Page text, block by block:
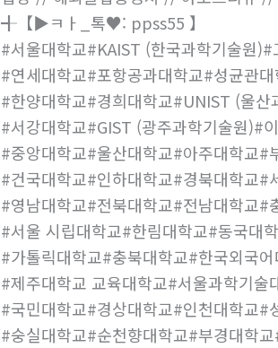
╉【▶ㅋㅏ_톡♥: ppss55 】
#서울대학교#KAIST (한국과학기술원)#
#연세대학교#포항공과대학교#성균관대
#한양대학교#경희대학교#UNIST (울산
#서강대학교#GIST (광주과학기술원)#
#중앙대학교#울산대학교#아주대학교#
#건국대학교#인하대학교#경북대학교#
#영남대학교#전북대학교#전남대학교#
#서울 시립대학교#한림대학교#동국대
#가톨릭대학교#충북대학교#한국외국
#제주대학교 교육대학교#서울과학기술
#국민대학교#경상대학교#인천대학교#
#숭실대학교#순천향대학교#부경대학